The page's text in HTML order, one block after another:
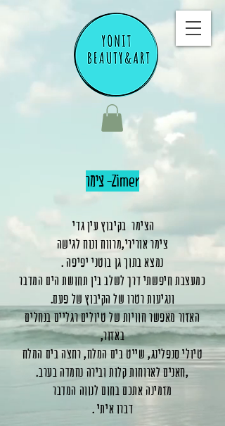
צימר -Zimer
הצימר בקיבוץ עין גדי
צימראורירי,מרווח ונוח לגישה
נמצא בתוך גן בוטני יפיפה.
כמעצבת חיפשתי דרך לשלב בין תחושת הים המדבר
ונגיעות רטרו של הקיבוץ של פעם.
האזור מאפשר חוויות של טיולים רגליים בנחלים
באזור,
טיולי סנפלינג, שייט בים המלח, רחצה בים המלח
,חאנים לארוחות קלות ובירה נחמדה בערב.
מזמינה אתכם בחום לנווה המדבר
דברו איתי .